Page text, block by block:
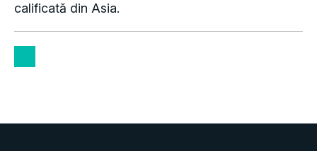
calificată din Asia.